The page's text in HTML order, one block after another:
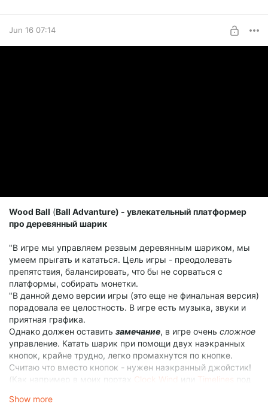
Jun 16 07:14
Wood Ball (Ball Advanture) - увлекательный платформер
про деревянный шарик
"В игре мы управляем резвым деревянным шариком, мы
умеем прыгать и кататься. Цель игры - преодолевать
препятствия, балансировать, что бы не сорваться с
платформы, собирать монетки.
"В данной демо версии игры (это еще не финальная версия)
порадовала ее целостность. В игре есть музыка, звуки и
приятная графика.
Однако должен оставить замечание, в игре очень сложное
управление. Катать шарик при помощи двух наэкранных
кнопок, крайне трудно, легко промахнутся по кнопке.
Считаю что вместо кнопок - нужен наэкранный джойстик!
(Как например в моих портах
Clock Wind или Timelines
под
Для Godot, есть пример Platfromer2D (
Show more